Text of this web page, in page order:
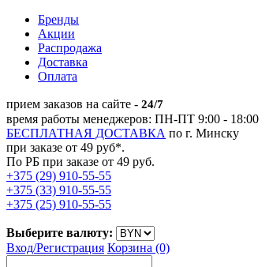
Бренды
Акции
Распродажа
Доставка
Оплата
прием заказов на сайте - 24/7
время работы менеджеров: ПН-ПТ 9:00 - 18:00
БЕСПЛАТНАЯ ДОСТАВКА по г. Минску
при заказе от 49 руб*.
По РБ при заказе от 49 руб.
+375 (29) 910-55-55
+375 (33) 910-55-55
+375 (25) 910-55-55
Выберите валюту:
Вход/Регистрация Корзина (0)